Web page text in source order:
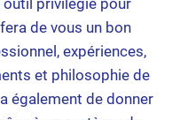
de vous un bon
expériences,
et philosophie de
également de donner